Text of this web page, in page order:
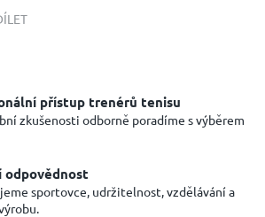
přístup trenérů tenisu
zkušenosti odborně poradíme s výběrem
odpovědnost
sportovce, udržitelnost, vzdělávání a